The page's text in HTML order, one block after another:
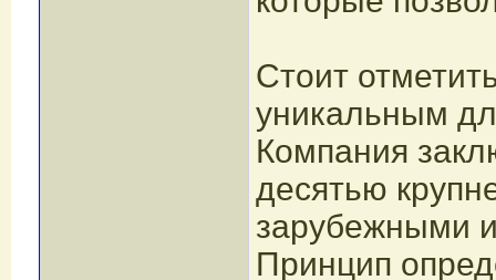
Стоит
уникальным
Компания
десятью
зарубежными
Принцип